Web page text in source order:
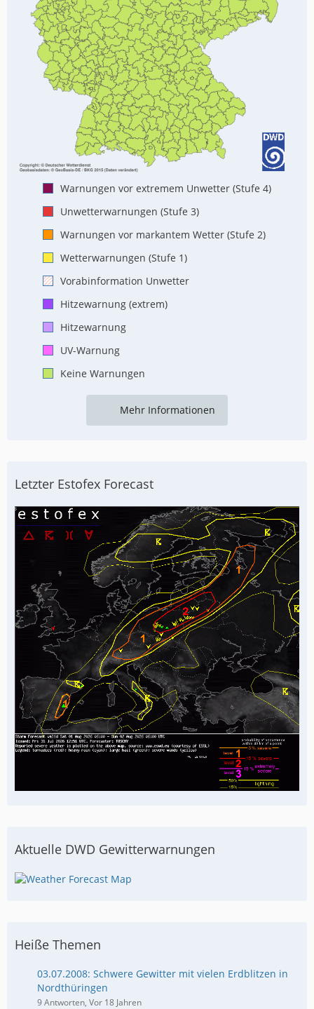
Warnungen vor extremem Unwetter (Stufe 4)
Unwetterwarnungen (Stufe 3)
Warnungen vor markantem Wetter (Stufe 2)
Wetterwarnungen (Stufe 1)
Vorabinformation Unwetter
Hitzewarnung (extrem)
Hitzewarnung
UV-Warnung
Keine Warnungen
Mehr Informationen
Letzter Estofex Forecast
Aktuelle DWD Gewitterwarnungen
Heiße Themen
03.07.2008: Schwere Gewitter mit vielen Erdblitzen in
Nordthüringen
9 Antworten, Vor 18 Jahren